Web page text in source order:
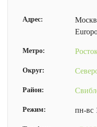
Адрес:
Метро:
Округ:
Район:
Режим: пн-вс